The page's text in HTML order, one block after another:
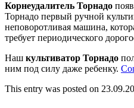
Корнеудалитель Торнадо
Торнадо первый ручной
неповоротливая машина,
требует периодического
Наш культиватор Торнадо
ним под силу даже ребенку.
This entry was posted on